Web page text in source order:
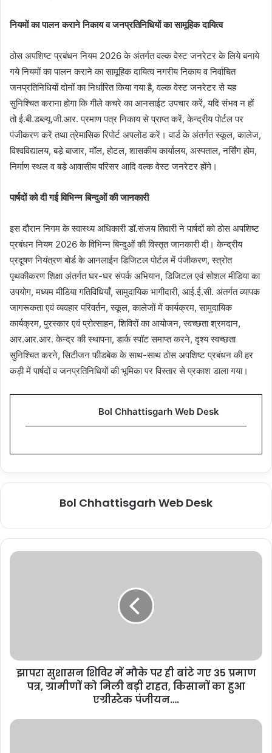
नियमों का पालन कराने निकाय व जनप्रतिनिधियों का सामूहिक दायित्व
ठोस अपशिष्ट प्रबंधन नियम 2026 के अंतर्गत वल्क वेस्ट जनरेटर के लिये बनाये
गये नियमों का पालन कराने का सामूहिक दायित्व नगरीय निकाय व निर्वाचित
जनप्रतिनिधियों दोनों का निर्धारित किया गया है, वल्क वेस्ट जनरेटर से यह
सुनिश्चित कराना होगा कि गीले कचरे का आनसाईट उपचार करें, यदि संभव न हों
तो ई.बी.डब्ल्यू.जी.आर. प्रमाण पत्र निकाय से प्राप्त करें, केन्द्रीय पोर्टल पर
पंजीकरण करें तथा त्रेमासिक रिपोर्ट अपलोड करें। वार्ड के अंतर्गत स्कूल, कालेज,
विश्वविद्यालय, बडे़ बाजार, मॉल, होटल, शासकीय कार्यालय, अस्पताल, नर्सिंग होम,
निर्माण स्थल व बडे़ आवासीय परिसर आदि वल्क वेस्ट जनरेटर होंगे।
पार्षदों को दी गई विभिन्न बिन्दुओं की जानकारी
इस दौरान निगम के स्वास्थ्य अधिकारी डॉ.संजय तिवारी ने पार्षदों को ठोस अपशिष्ट
प्रबंधन नियम 2026 के विभिन्न बिन्दुओं की विस्तृत जानकारी दी। केन्द्रीय
प्रदूषण नियंत्रण बोर्ड के आनलाईन डिजिटल पोर्टल में पंजीकरण, स्त्रोत
पृथकीकरण शिक्षा अंतर्गत घर-घर संपर्क अभियान, डिजिटल एवं सोशल मीडिया का
उपयोग, मध्यम मीडिया गतिविधियॉं, सामुदायिक भागीदारी, आई.ई.सी. अंतर्गत व्यापक
जागरूकता एवं व्यवहार परिवर्तन, स्कूल, कालेजों में कार्यक्रम, सामुदायिक
कार्यक्रम, पुरस्कार एवं प्रोत्साहन, शिविरों का आयोजन, स्वच्छता श्रमदान,
आर.आर.आर. केन्द्र की स्थापना, डार्क स्पॉट समाप्त करने, दृश्य स्वच्छता
सुनिश्चित करने, सिटीजन फीडबेक के साथ-साथ ठोस अपशिष्ट प्रबंधन की हर
कड़ी में पार्षदों व जनप्रतिनिधियों की भूमिका पर विस्तार से प्रकाश डाला गया।
Bol Chhattisgarh Web Desk
Bol Chhattisgarh Web Desk
झापरा सुशासन शिविर में मौके पर ही बांटे गए 35 प्रमाण
पत्र, ग्रामीणों को मिली बड़ी राहत, किसानों का हुआ
एग्रीस्टैक पंजीयन….